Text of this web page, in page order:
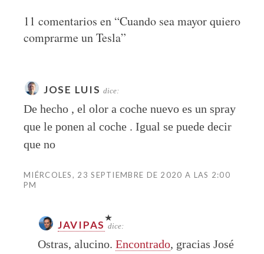
11 comentarios en “Cuando sea mayor quiero
comprarme un Tesla”
JOSE LUIS dice:
De hecho , el olor a coche nuevo es un spray
que le ponen al coche . Igual se puede decir
que no
MIÉRCOLES, 23 SEPTIEMBRE DE 2020 A LAS 2:00
PM
JAVIPAS dice:
Ostras, alucino. Encontrado, gracias José